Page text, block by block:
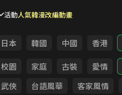
活動人氣韓漫改編動畫
日本 韓國 中國 香港
校園 家庭 古裝 愛情
武俠 台語風華 客家風情